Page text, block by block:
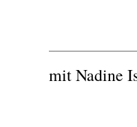
mit Nadine